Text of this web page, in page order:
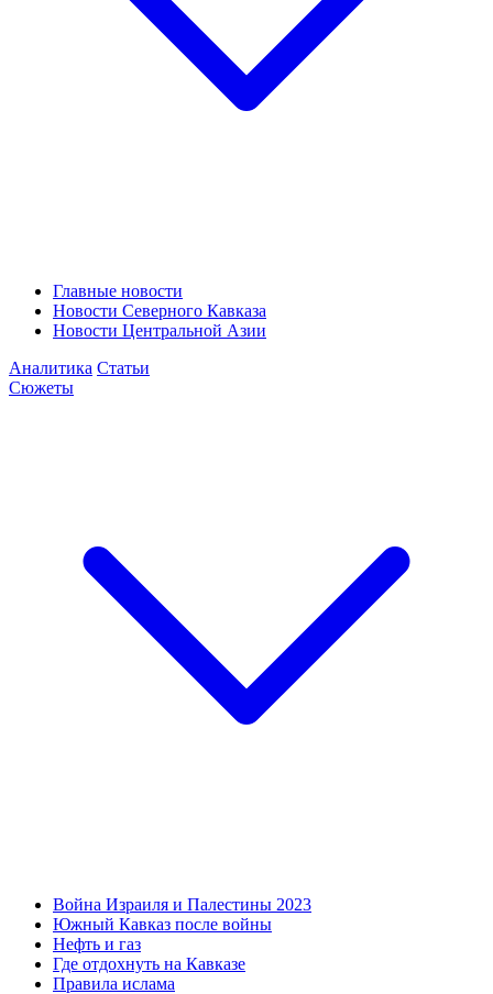
Главные новости
Новости Северного Кавказа
Новости Центральной Азии
Аналитика Статьи
Сюжеты
Война Израиля и Палестины 2023
Южный Кавказ после войны
Нефть и газ
Где отдохнуть на Кавказе
Правила ислама